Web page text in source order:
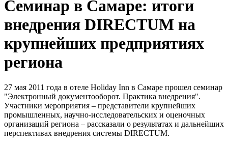
Семинар в Самаре: итоги
внедрения DIRECTUM на
крупнейших предприятиях
региона
27 мая 2011 года в отеле Holiday Inn в Самаре прошел семинар
"Электронный документооборот. Практика внедрения".
Участники мероприятия – представители крупнейших
промышленных, научно-исследовательских и оценочных
организаций региона – рассказали о результатах и дальнейших
перспективах внедрения системы DIRECTUM.